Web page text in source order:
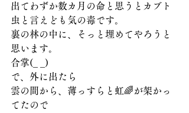
出てわずか数カ月の命と思うとカブト
虫と言えども気の毒です。
裏の林の中に、そっと埋めてやろうと
思います。
合掌(_ _)
で、外に出たら
雲の間から、薄っすらと虹🌈が架かっ
てたので